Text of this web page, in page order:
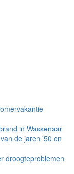
in Wassenaar
de jaren '50 en
droogteproblemen